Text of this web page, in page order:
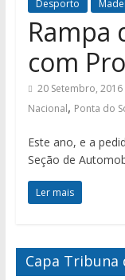
Desporto
Rampa
com
20 Setembro, 2016
Nacional, Ponta do
Este ano, e a
Seção de
Ler mais
Capa Tribuna